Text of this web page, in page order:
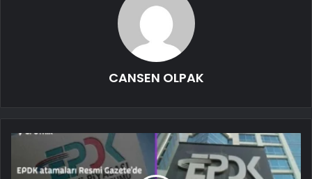
CANSEN OLPAK